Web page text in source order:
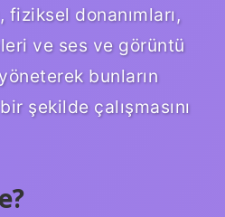
fiziksel donanımları,
ve ses ve görüntü
bunların
şekilde çalışmasını